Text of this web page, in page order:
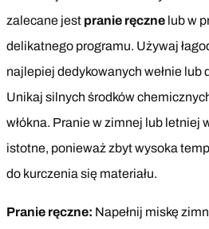
zalecane jest pranie ręczne lub w
delikatnego programu. Używaj
najlepiej dedykowanych wełnie lub
Unikaj silnych środków
włókna. Pranie w zimnej lub letniej
istotne, ponieważ zbyt wysoka
do kurczenia się materiału.
Pranie ręczne: Napełnij miskę